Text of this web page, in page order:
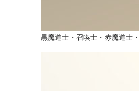
黒魔道士・召喚士・赤魔道士